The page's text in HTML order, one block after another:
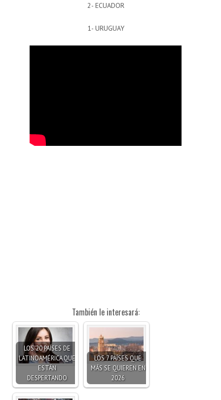
2- ECUADOR
1- URUGUAY
También le interesará:
LOS 20 PAÍSES DE
LATINOAMÉRICA QUE
ESTÁN
DESPERTANDO
LOS 7 PAÍSES QUE
MÁS SE QUIEREN EN
2026